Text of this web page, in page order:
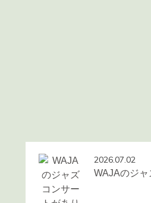
2026.07.02
WAJAのジ